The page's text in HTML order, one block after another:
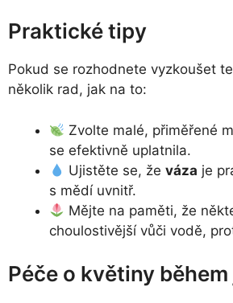
Praktické tipy
Pokud se rozhodnete vyzkoušet
několik rad, jak na to:
Zvolte malé, přiměřené
se efektivně uplatnila.
Ujistěte se, ževáza je
s mědí uvnitř.
Mějte na paměti, že
choulostivější vůči vodě,
Péče o květiny během